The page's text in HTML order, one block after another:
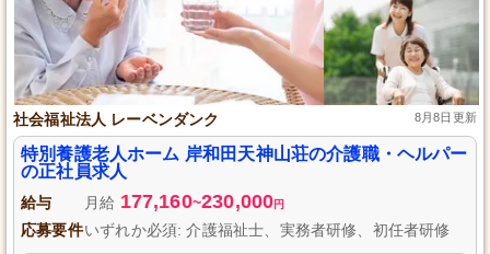
社会福祉法人 レーベンダンク 8月8日更新
特別養護老人ホーム 岸和田天神山荘の介護職・ヘルパー
の正社員求人
給与 月給 177,160~230,000円
応募要件いずれか必須: 介護福祉士、実務者研修、初任者研修